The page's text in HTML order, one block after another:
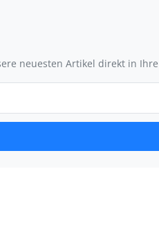
neuesten Artikel direkt in